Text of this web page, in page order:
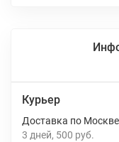
Курьер
Доставка по
3 дней 500 руб.